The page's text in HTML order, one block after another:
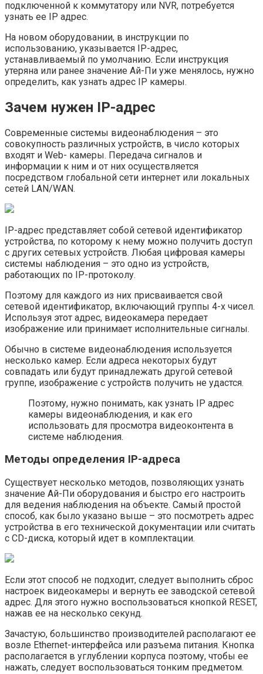
подключенной к коммутатору или NVR, потребуется
узнать ее IP адрес.
На новом оборудовании, в инструкции по
использованию, указывается IP-адрес,
устанавливаемый по умолчанию. Если инструкция
утеряна или ранее значение Ай-Пи уже менялось, нужно
определить, как узнать адрес IP камеры.
Зачем нужен IP-адрес
Современные системы видеонаблюдения – это
совокупность различных устройств, в число которых
входят и Web- камеры. Передача сигналов и
информации к ним и от них осуществляется
посредством глобальной сети интернет или локальных
сетей LAN/WAN.
IP-адрес представляет собой сетевой идентификатор
устройства, по которому к нему можно получить доступ
с других сетевых устройств. Любая цифровая камеры
системы наблюдения – это одно из устройств,
работающих по IP-протоколу.
Поэтому для каждого из них присваивается свой
сетевой идентификатор, включающий группы 4-х чисел.
Используя этот адрес, видеокамера передает
изображение или принимает исполнительные сигналы.
Обычно в системе видеонаблюдения используется
несколько камер. Если адреса некоторых будут
совпадать или будут принадлежать другой сетевой
группе, изображение с устройств получить не удастся.
Поэтому, нужно понимать, как узнать IP адрес
камеры видеонаблюдения, и как его
использовать для просмотра видеоконтента в
системе наблюдения.
Методы определения IP-адреса
Существует несколько методов, позволяющих узнать
значение Ай-Пи оборудования и быстро его настроить
для ведения наблюдения на объекте. Самый простой
способ, как было указано выше – это посмотреть адрес
устройства в его технической документации или считать
с CD-диска, который идет в комплектации.
Если этот способ не подходит, следует выполнить сброс
настроек видеокамеры и вернуть ее заводской сетевой
адрес. Для этого нужно воспользоваться кнопкой RESET,
нажав ее на несколько секунд.
Зачастую, большинство производителей располагают ее
возле Ethernet-интерфейса или разъема питания. Кнопка
располагается в углублении корпуса поэтому, чтобы ее
нажать, следует воспользоваться тонким предметом.